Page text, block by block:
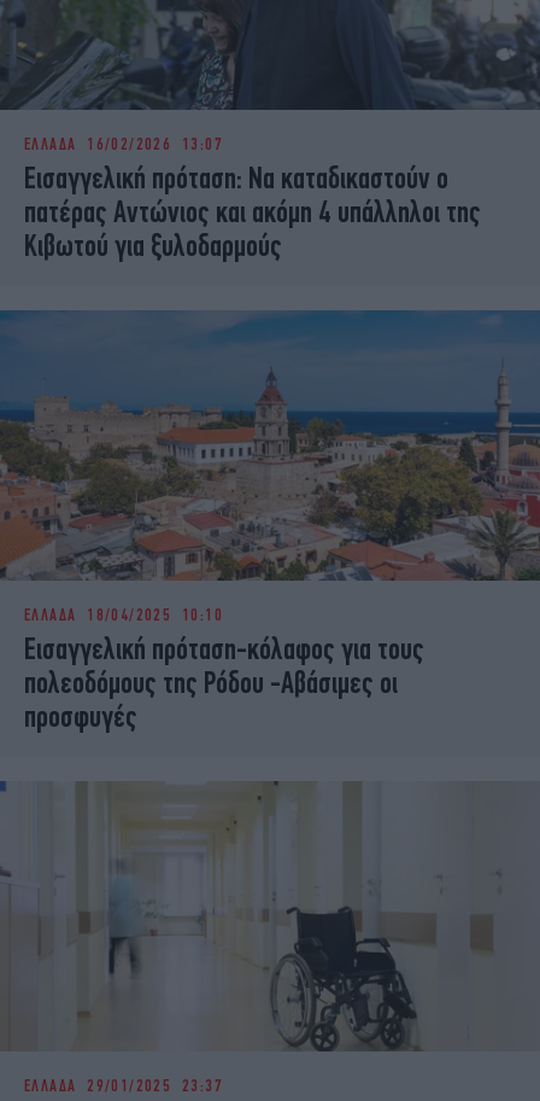
ΕΛΛΑΔΑ 16/02/2026 13:07
Εισαγγελική πρόταση: Να καταδικαστούν ο
πατέρας Αντώνιος και ακόμη 4 υπάλληλοι της
Κιβωτού για ξυλοδαρμούς
ΕΛΛΑΔΑ 18/04/2025 10:10
Εισαγγελική πρόταση-κόλαφος για τους
πολεοδόμους της Ρόδου -Αβάσιμες οι
προσφυγές
ΕΛΛΑΔΑ 29/01/2025 23:37